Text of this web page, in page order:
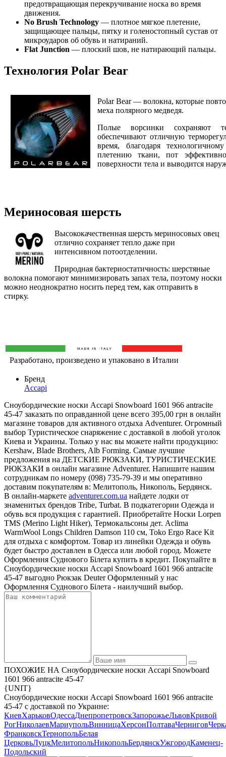
предотвращающая перекручивание носка во время
движения.
No Brush Technology — плотное мягкое плетение,
защищающее пальцы, пятку и голеностопный сустав от
микроударов об обувь и натираний.
Flat Junction — плоский шов, не натирающий пальцы.
Технология Polar Bear
Polar Bear — волокна, которые
меха полярного медведя.
Полые ворсинки сохраняют
обеспечивают отличную
время, благодаря
плетению ткани, пот
поверхности тела и выводится
Мериносовая шерсть
Высококачественная шерсть мериносовых овец
отлично сохраняет тепло даже при
интенсивном потоотделении.
Природная бактериостатичность: шерстяные
волокна помогают минимизировать запах тела, поэтому носки
можно неоднократно носить перед тем, как отправить в
стирку.
Разработано, произведено и упаковано в Италии
Бренд
Accapi
Сноубордические носки Accapi Snowboard 1601 966 antracite
45-47 заказать по оправданной цене всего 395,00 грн в онлайн
магазине товаров для активного отдыха Adventurer. Огромный
выбор Туристическое снаряжение с доставкой в любой уголок
Киева и Украины. Только у нас вы можете найти продукцию:
Kershaw, Blade Brothers, Alb Forming. Самые лучшие
предложения на ДЕТСКИЕ РЮКЗАКИ, ТУРИСТИЧЕСКИЕ
РЮКЗАКИ в онлайн магазине Adventurer. Напишите нашим
сотрудникам по номеру (098) 735-79-39 и мы оперативно
доставим покупателям в: Мелитополь, Никополь, Бердянск.
В онлайн-маркете adventurer.com.ua найдете лодки от
знаменитых брендов Tribe, Turbat. В подкатегории Одежда и
обувь вся продукция с гарантией. Приобретайте Носки Lorpen
TMS (Merino Light Hiker), Термокальсоны дет. Aclima
WarmWool Longs Children Damson 110 см, Toko Ergo Race Kit
для отдыха с комфортом. Товар из линейки Одежда и обувь
будет быстро доставлен в Одесса или любой город. Можете
Оформлення Суднового Білета купить в кредит. Покупайте в
Сноубордические носки Accapi Snowboard 1601 966 antracite
45-47 выгодно Рюкзак Deuter Оформленный у нас
Оформлення Суднового Білета - наилучший выбор.
ПОХОЖИЕ НА Сноубордические носки Accapi Snowboard
1601 966 antracite 45-47
{UNIT}
Сноубордические носки Accapi Snowboard 1601 966 antracite
45-47 с доставкой по Украине:
КиевХарьковОдессаДнепропетровскЗапорожьеЛьвовКривой
РогНиколаевМариупольВинницаХерсонПолтаваЧернигов
ФранковскТернопольБелая
ЦерковьЛуцкМелитопольНикопольБердянскУжгородКаменец-
Подольский